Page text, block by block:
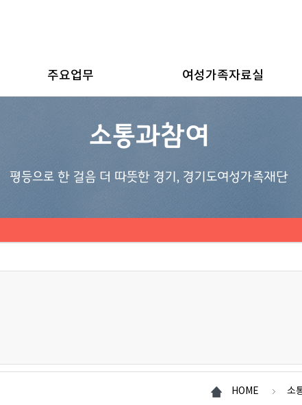
주요업무 여성가족자료실
소통과참여
평등으로 한 걸음 더 따뜻한 경기, 경기도여성가족재단
HOME 소